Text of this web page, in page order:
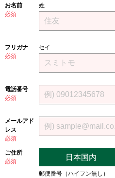
お名前
必須
姓
フリガナ
必須
セイ
電話番号
必須
メールアド
レス
必須
ご住所
必須
日本国内
郵便番号（ハイフン無し）